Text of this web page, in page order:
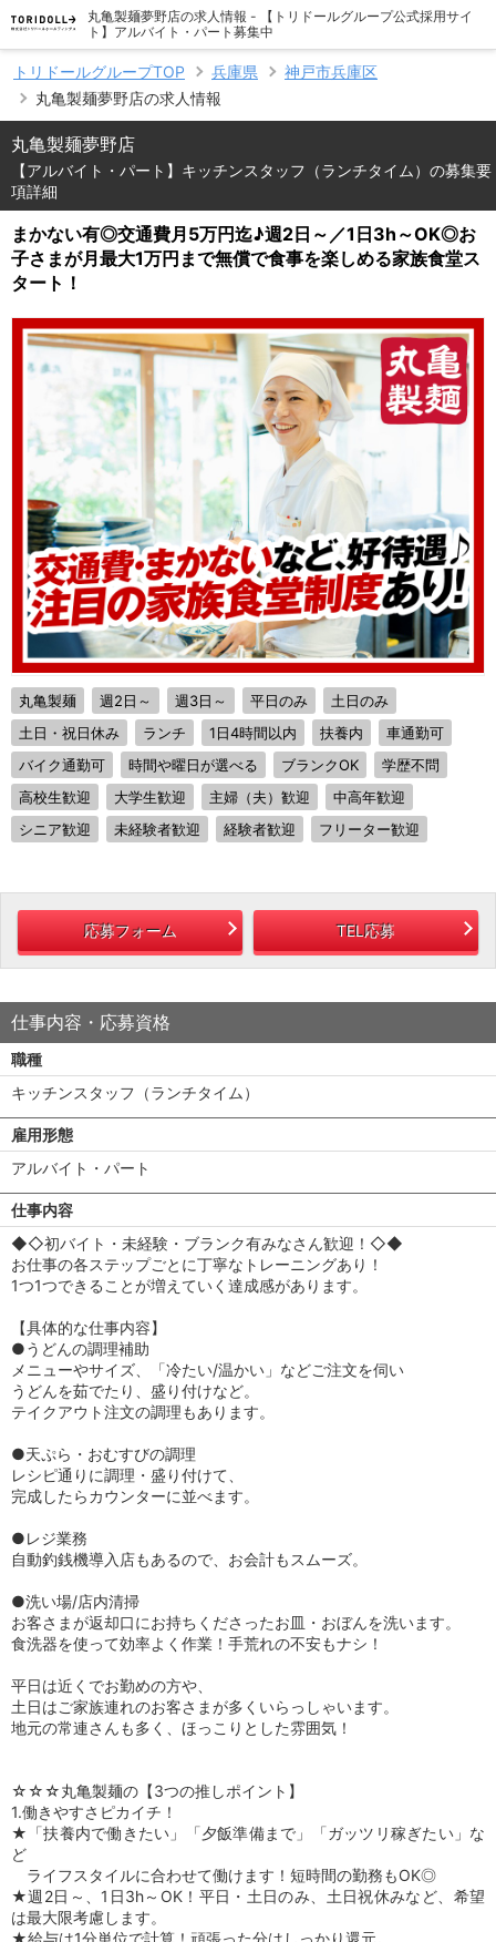
丸亀製麺夢野店の求人情報 - 【トリドールグループ公式採用サイ
ト】アルバイト・パート募集中
トリドールグループTOP 兵庫県
神戸市兵庫区
丸亀製麺夢野店の求人情報
丸亀製麺夢野店
【アルバイト・パート】キッチンスタッフ（ランチタイム）の募集要
項詳細
まかない有◎交通費月5万円迄♪週2日～／1日3h～OK◎お
子さまが月最大1万円まで無償で食事を楽しめる家族食堂ス
タート！
丸亀製麺 週2日～ 週3日～ 平日のみ
土日のみ
土日・祝日休み
ランチ 1日4時間以内 扶養内
車通勤可
バイク通勤可
時間や曜日が選べる ブランクOK
学歴不問
高校生歓迎
大学生歓迎 主婦（夫）歓迎
中高年歓迎
シニア歓迎
未経験者歓迎 経験者歓迎 フリーター歓迎
応募フォーム TEL応募
仕事内容・応募資格
職種
キッチンスタッフ（ランチタイム）
雇用形態
アルバイト・パート
仕事内容
◆◇初バイト・未経験・ブランク有みなさん歓迎！◇◆
お仕事の各ステップごとに丁寧なトレーニングあり！
1つ1つできることが増えていく達成感があります。
【具体的な仕事内容】
●うどんの調理補助
メニューやサイズ、「冷たい/温かい」などご注文を伺い
うどんを茹でたり、盛り付けなど。
テイクアウト注文の調理もあります。
●天ぷら・おむすびの調理
レシピ通りに調理・盛り付けて、
完成したらカウンターに並べます。
●レジ業務
自動釣銭機導入店もあるので、お会計もスムーズ。
●洗い場/店内清掃
お客さまが返却口にお持ちくださったお皿・おぼんを洗います。
食洗器を使って効率よく作業！手荒れの不安もナシ！
平日は近くでお勤めの方や、
土日はご家族連れのお客さまが多くいらっしゃいます。
地元の常連さんも多く、ほっこりとした雰囲気！
☆☆☆丸亀製麺の【3つの推しポイント】
1.働きやすさピカイチ！
★「扶養内で働きたい」「夕飯準備まで」「ガッツリ稼ぎたい」な
ど
ライフスタイルに合わせて働けます！短時間の勤務もOK◎
★週2日～、1日3h～OK！平日・土日のみ、土日祝休みなど、希望
は最大限考慮します。
★給与は1分単位で計算！頑張った分はしっかり還元。